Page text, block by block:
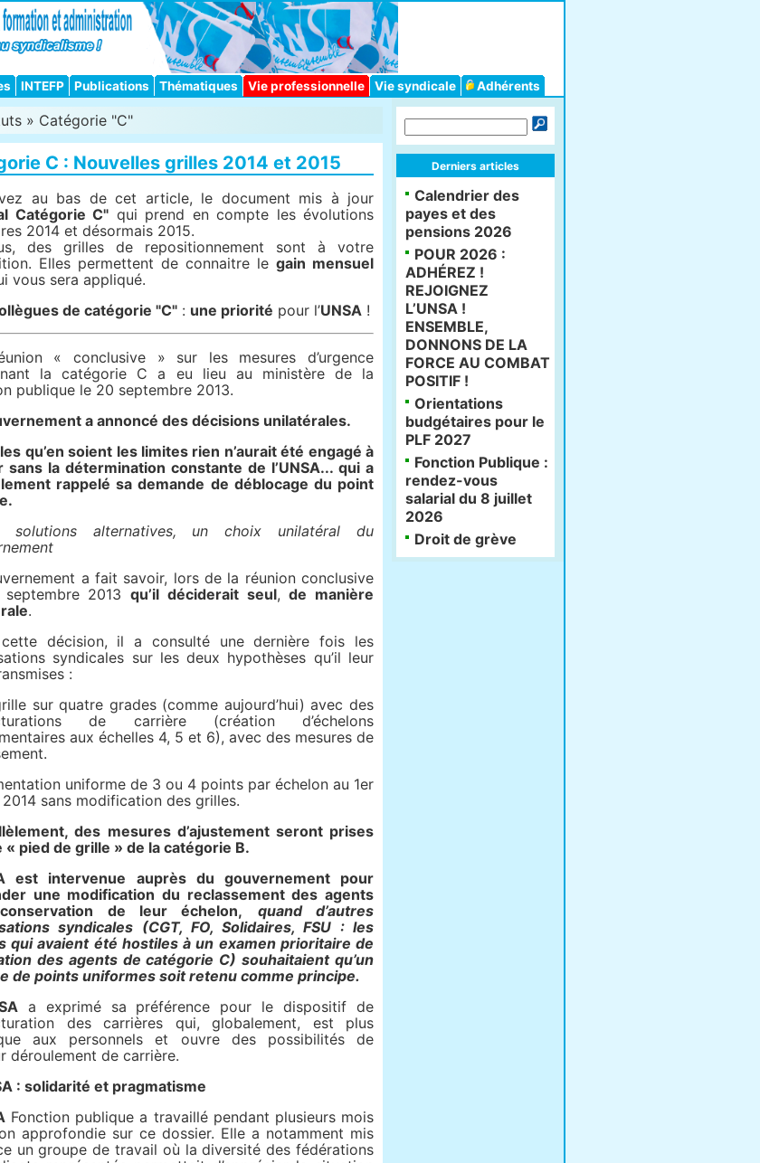
INTEFP Publications Thématiques Vie professionnelle Vie syndicale Adhérents
» Catégorie "C"
C : Nouvelles grilles 2014 et 2015
au bas de cet article, le document mis à jour
Catégorie C" qui prend en compte les évolutions
2014 et désormais 2015.
des grilles de repositionnement sont à votre
Elles permettent de connaitre le gain mensuel
vous sera appliqué.
de catégorie "C" : une priorité pour l’UNSA !
« conclusive » sur les mesures d’urgence
la catégorie C a eu lieu au ministère de la
publique le 20 septembre 2013.
a annoncé des décisions unilatérales.
qu’en soient les limites rien n’aurait été engagé à
sans la détermination constante de l’UNSA... qui a
rappelé sa demande de déblocage du point
solutions alternatives, un choix unilatéral du
a fait savoir, lors de la réunion conclusive
2013 qu’il déciderait seul,de manière
.
décision, il a consulté une dernière fois les
syndicales sur les deux hypothèses qu’il leur
:
sur quatre grades (comme aujourd’hui) avec des
de carrière (création d’échelons
aux échelles 4, 5 et 6), avec des mesures de
uniforme de 3 ou 4 points par échelon au 1er
sans modification des grilles.
des mesures d’ajustement seront prises
« pied de grille » de la catégorie B.
est intervenue auprès du gouvernement pour
une modification du reclassement des agents
de leur échelon,
quand d’autres
syndicales (CGT, FO, Solidaires, FSU : les
qui avaient été hostiles à un examen prioritaire de
des agents de catégorie C) souhaitaient qu’un
de points uniformes soit retenu comme principe.
a exprimé sa préférence pour le dispositif de
des carrières qui, globalement, est plus
aux personnels et ouvre des possibilités de
déroulement de carrière.
: solidarité et pragmatisme
Fonction publique a travaillé pendant plusieurs mois
approfondie sur ce dossier. Elle a notamment mis
un groupe de travail où la diversité des fédérations
Derniers articles
Calendrier des
payes et des
pensions 2026
POUR 2026 :
ADHÉREZ !
REJOIGNEZ
L’UNSA !
ENSEMBLE,
DONNONS DE LA
FORCE AU COMBAT
POSITIF !
Orientations
budgétaires pour le
PLF 2027
Fonction Publique :
rendez-vous
salarial du 8 juillet
2026
Droit de grève